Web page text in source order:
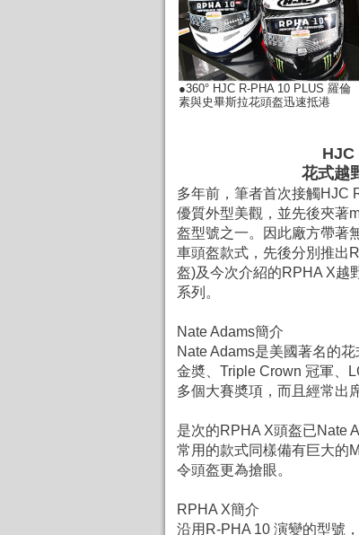
●360° HJC R-PHA 10 PLUS 羅倫
素與史畢斯拉花頭盔迅速抵港
花式越
多年前，筆者首次接觸HJC
優質外型美觀，並先後夾著
盔型號之一。因此廠方帶著
車頭盔款式，先後分別推出
盔)及今次介紹的RPHA X越
系列。
Nate Adams簡介
Nate Adams是美國著名的花
金奬、Triple Crown 冠軍、
多個大賽奬項，而且經常出
是次的RPHA X頭盔已Nate
常用的款式同樣備有巨大的
令頭盔更為搶眼。
RPHA X簡介
沿用R-PHA 10 演變的型號